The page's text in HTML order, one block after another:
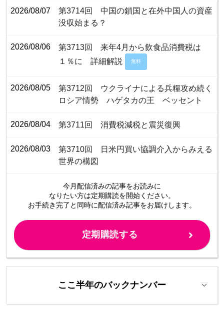
2026/08/07
第3714回 中国の鎖国と在外中国人の資産
没収始まる？
2026/08/06
第3713回 来年4月から飲食品消費税は
１％に 詳細解説
無料
2026/08/05
第3712回 ウクライナによる兵糧攻め続く
ロシア情勢 ハゲタカの王 ベッセント
2026/08/04 第3711回 消費税減税と震災復興
2026/08/03
第3710回 日米円買い協調介入からみえる
世界の構図
今月配信済みの記事をお読みに
なりたい方は定期購読を開始ください。
お手続き完了と同時に配信済み記事をお届けします。
定期購読する
ここ半年のバックナンバー